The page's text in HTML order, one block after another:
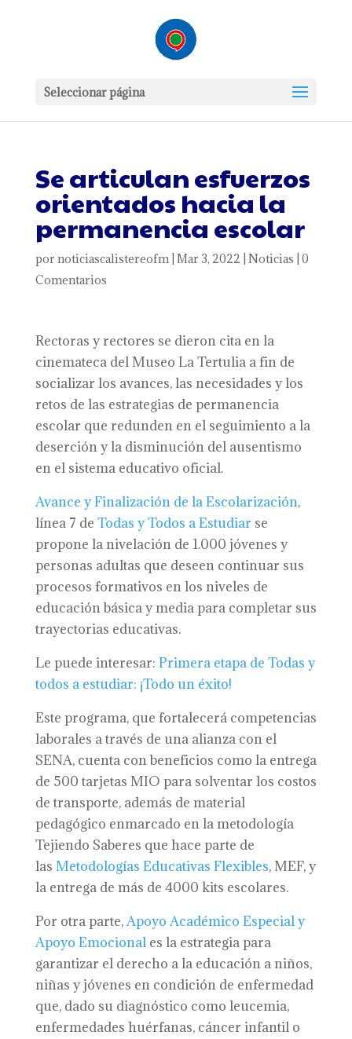
Seleccionar página
Se articulan esfuerzos
orientados hacia la
permanencia escolar
por noticiascalistereofm| Mar 3, 2022 Noticias 0
Comentarios
Rectoras y rectores se dieron cita en la
cinemateca del Museo La Tertulia a fin de
socializar los avances, las necesidades y los
retos de las estrategias de permanencia
escolar que redunden en el seguimiento a la
deserción y la disminución del ausentismo
en el sistema educativo oficial.
Avance y Finalización de la Escolarización,
línea 7 de Todas y Todos a Estudiar se
propone la nivelación de 1.000 jóvenes y
personas adultas que deseen continuar sus
procesos formativos en los niveles de
educación básica y media para completar sus
trayectorias educativas.
Le puede interesar: Primera etapa de Todas y
todos a estudiar: ¡Todo un éxito!
Este programa, que fortalecerá competencias
laborales a través de una alianza con el
SENA, cuenta con beneficios como la entrega
de 500 tarjetas MIO para solventar los costos
de transporte, además de material
pedagógico enmarcado en la metodología
Tejiendo Saberes que hace parte de
las Metodologías Educativas Flexibles, MEF, y
la entrega de más de 4000 kits escolares.
Por otra parte,Apoyo Académico Especial y
Apoyo Emocionales la estrategia para
garantizar el derecho a la educación a niños,
niñas y jóvenes en condición de enfermedad
que, dado su diagnóstico como leucemia,
enfermedades huérfanas, cáncer infantil o